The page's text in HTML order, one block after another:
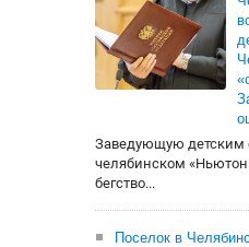
Заведующую детским
челябинском
бегство...
Поселок в